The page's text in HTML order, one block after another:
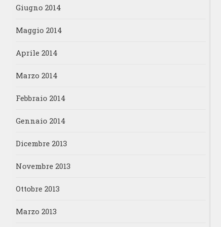
Giugno 2014
Maggio 2014
Aprile 2014
Marzo 2014
Febbraio 2014
Gennaio 2014
Dicembre 2013
Novembre 2013
Ottobre 2013
Marzo 2013